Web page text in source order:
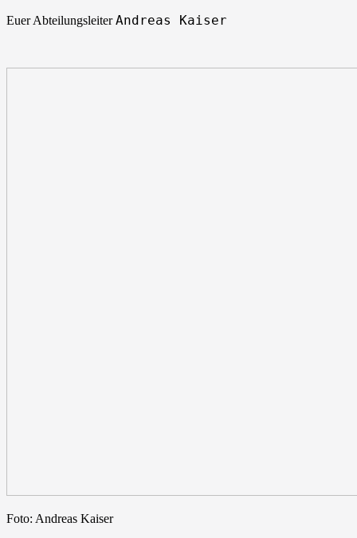
Euer AbteilungsleiterAndreas Kaiser
Foto: Andreas Kaiser